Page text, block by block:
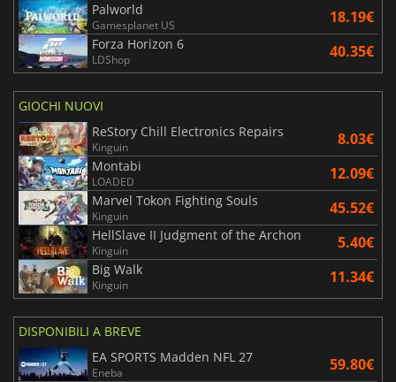
Palworld
Gamesplanet US 18.19€
Forza Horizon 6
LDShop 40.35€
GIOCHI NUOVI
ReStory Chill Electronics Repairs
Kinguin 8.03€
Montabi
LOADED 12.09€
Marvel Tokon Fighting Souls
Kinguin 45.52€
HellSlave II Judgment of the Archon
Kinguin 5.40€
Big Walk
Kinguin 11.34€
DISPONIBILI A BREVE
EA SPORTS Madden NFL 27
Eneba 59.80€